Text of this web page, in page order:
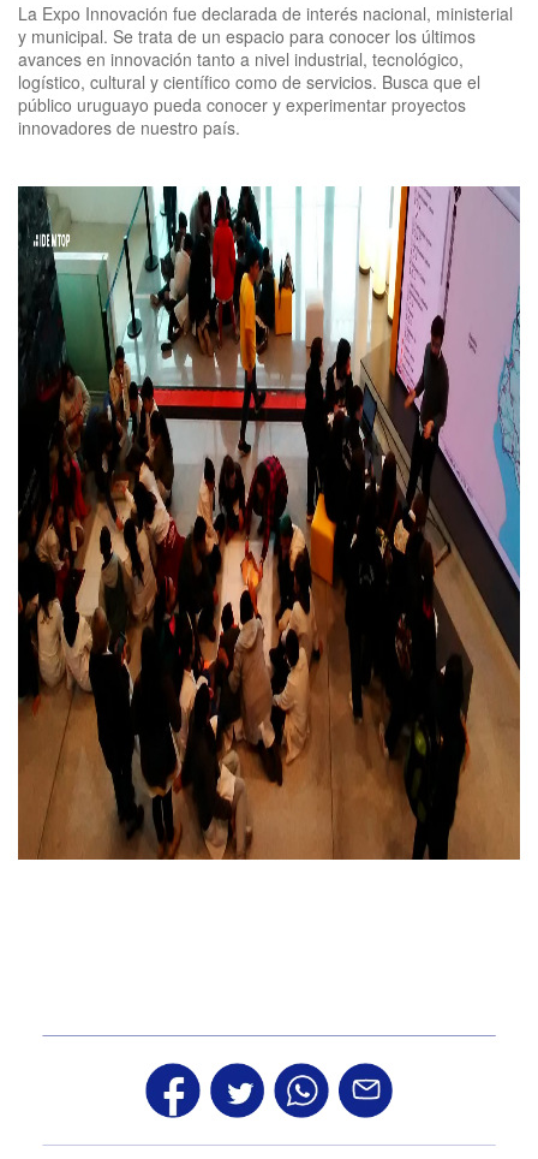
La Expo Innovación fue declarada de interés nacional, ministerial
y municipal. Se trata de un espacio para conocer los últimos
avances en innovación tanto a nivel industrial, tecnológico,
logístico, cultural y científico como de servicios. Busca que el
público uruguayo pueda conocer y experimentar proyectos
innovadores de nuestro país.